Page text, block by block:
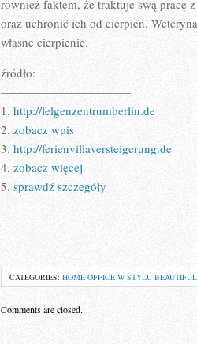
również faktem, że traktuje swą pracę
oraz uchronić ich od cierpień.
własne cierpienie.
źródło:
———————————
1. http://felgenzentrumberlin.de
2. zobacz wpis
3. http://ferienvillaversteigerung.de
4. zobacz więcej
5. sprawdź szczegóły
CATEGORIES: HOME OFFICE W STYLU
Comments are closed.